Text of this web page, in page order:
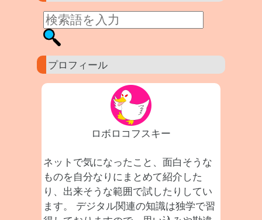
プロフィール
ロボロコフスキー
ネットで気になったこと、面白そうな
ものを自分なりにまとめて紹介した
り、出来そうな範囲で試したりしてい
ます。 デジタル関連の知識は独学で習